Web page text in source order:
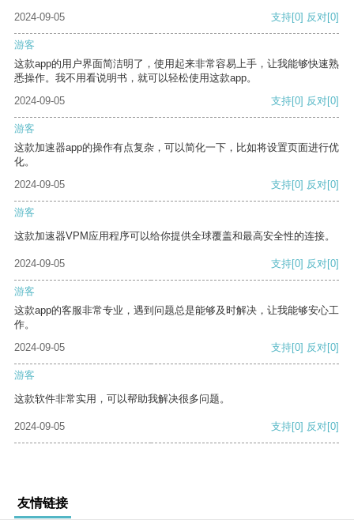
2024-09-05 支持[0] 反对[0]
游客
这款app的用户界面简洁明了，使用起来非常容易上手，让我能够快速熟
悉操作。我不用看说明书，就可以轻松使用这款app。
2024-09-05
支持[0] 反对[0]
游客
这款加速器app的操作有点复杂，可以简化一下，比如将设置页面进行优
化。
2024-09-05
支持[0] 反对[0]
游客
这款加速器VPM应用程序可以给你提供全球覆盖和最高安全性的连接。
2024-09-05 支持[0] 反对[0]
游客
这款app的客服非常专业，遇到问题总是能够及时解决，让我能够安心工
作。
2024-09-05
支持[0] 反对[0]
游客
这款软件非常实用，可以帮助我解决很多问题。
2024-09-05 支持[0] 反对[0]
友情链接